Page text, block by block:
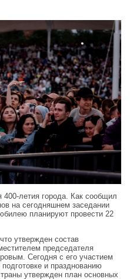
400-летия города. Как сообщил
на сегодняшнем заседании
планируют провести 22
утвержден состав
председателя
Сегодня с его участием
и празднованию
утвержден план основных